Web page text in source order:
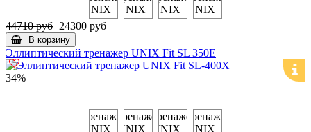
44710 руб 24300 руб
В корзину
Эллиптический тренажер UNIX Fit SL 350Е
34%